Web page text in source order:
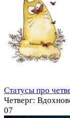
Статусы про
Четверг:
07